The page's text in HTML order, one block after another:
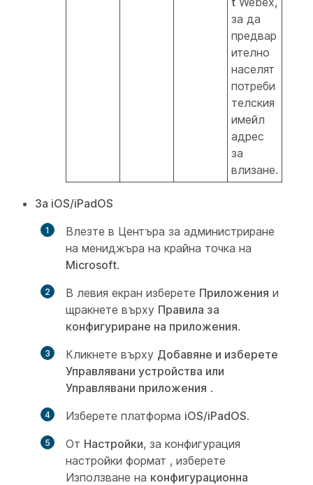
за да
предвар
ително
населят
потреби
телския
имейл
адрес
за
влизане.
За iOS/iPadOS
Влезте в Центъра за администриране
на мениджъра на крайна точка на
Microsoft.
В левия екран изберете Приложения и
щракнете върху Правила за
конфигуриране на приложения.
Кликнете върху Добавяне и изберете
Управлявани устройства или
Управлявани приложения .
Изберете платформа iOS/iPadOS.
От Настройки, за конфигурация
настройки формат , изберете
Използване на конфигурационна